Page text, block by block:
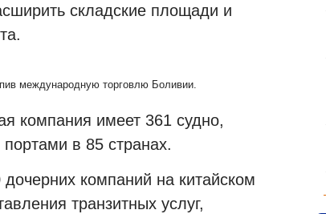
складские площади и
международную торговлю Боливии.
компания имеет 361 судно,
в 85 странах.
компаний на китайском
транзитных услуг,